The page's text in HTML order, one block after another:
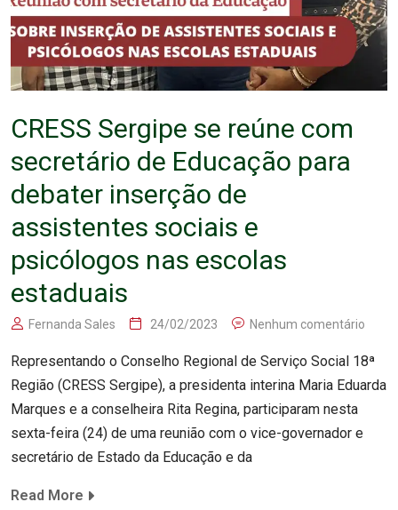
CRESS Sergipe se reúne com
secretário de Educação para
debater inserção de
assistentes sociais e
psicólogos nas escolas
estaduais
Fernanda Sales 24/02/2023 Nenhum comentário
Representando o Conselho Regional de Serviço Social 18ª
Região (CRESS Sergipe), a presidenta interina Maria Eduarda
Marques e a conselheira Rita Regina, participaram nesta
sexta-feira (24) de uma reunião com o vice-governador e
secretário de Estado da Educação e da
Read More